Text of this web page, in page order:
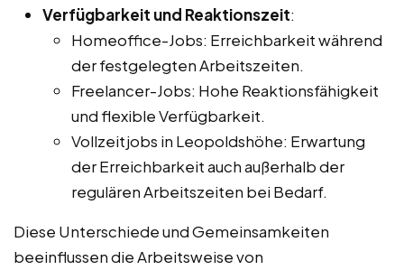
Verfügbarkeit und Reaktionszeit:
Homeoffice-Jobs: Erreichbarkeit während
der festgelegten Arbeitszeiten.
Freelancer-Jobs: Hohe Reaktionsfähigkeit
und flexible Verfügbarkeit.
Vollzeitjobs in Leopoldshöhe: Erwartung
der Erreichbarkeit auch außerhalb der
regulären Arbeitszeiten bei Bedarf.
Diese Unterschiede und Gemeinsamkeiten
beeinflussen die Arbeitsweise von